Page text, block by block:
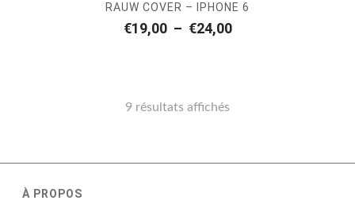
RAUW COVER – IPHONE 6
€19,00 – €24,00Plage
9 résultats affichés
À PROPOS